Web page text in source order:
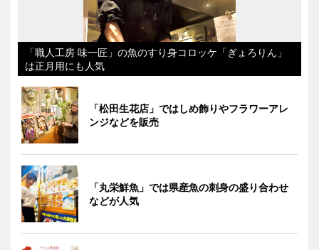
「職人工房 味一匠」の魚のすり身コロッケ「ぎょろりん」
は正月用にも人気
「松田生花店」ではしめ飾りやフラワーアレ
ンジなどを販売
「丸栄鮮魚」では県産魚の刺身の盛り合わせ
などが人気